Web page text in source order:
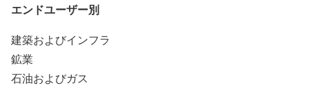
エンドユーザー別
建築およびインフラ
鉱業
石油およびガス